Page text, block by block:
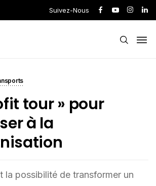
Suivez-Nous
tour » pour
à la
la possibilité de transformer un